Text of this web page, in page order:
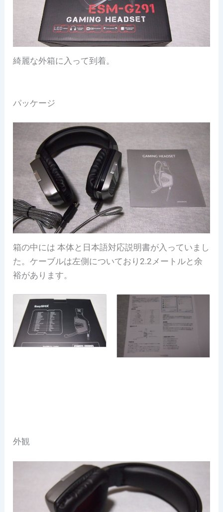
綺麗な外箱に入って到着。
パッケージ
箱の中には 本体と日本語対応説明書が入っていまし
た。ケーブルは左側についており2.2メートルと余
裕があります。
外観